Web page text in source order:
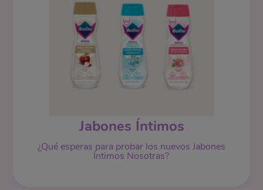
Jabones Íntimos
¿Qué esperas para probar los nuevos Jabones
Íntimos Nosotras?